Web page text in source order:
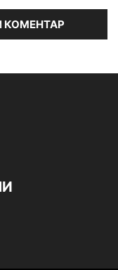
КОМЕНТАР